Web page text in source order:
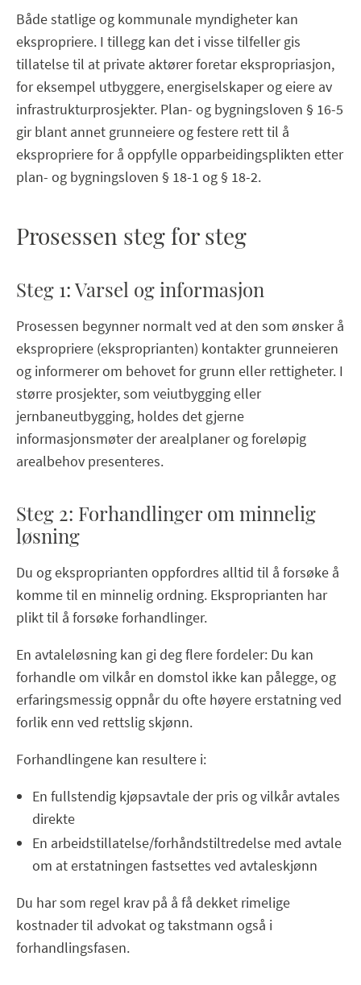
Både statlige og kommunale myndigheter kan
ekspropriere. I tillegg kan det i visse tilfeller gis
tillatelse til at private aktører foretar ekspropriasjon,
for eksempel utbyggere, energiselskaper og eiere av
infrastrukturprosjekter. Plan- og bygningsloven § 16-5
gir blant annet grunneiere og festere rett til å
ekspropriere for å oppfylle opparbeidingsplikten etter
plan- og bygningsloven § 18-1 og § 18-2.
Prosessen steg for steg
Steg 1: Varsel og informasjon
Prosessen begynner normalt ved at den som ønsker å
ekspropriere (eksproprianten) kontakter grunneieren
og informerer om behovet for grunn eller rettigheter. I
større prosjekter, som veiutbygging eller
jernbaneutbygging, holdes det gjerne
informasjonsmøter der arealplaner og foreløpig
arealbehov presenteres.
Steg 2: Forhandlinger om minnelig
løsning
Du og eksproprianten oppfordres alltid til å forsøke å
komme til en minnelig ordning. Eksproprianten har
plikt til å forsøke forhandlinger.
En avtaleløsning kan gi deg flere fordeler: Du kan
forhandle om vilkår en domstol ikke kan pålegge, og
erfaringsmessig oppnår du ofte høyere erstatning ved
forlik enn ved rettslig skjønn.
Forhandlingene kan resultere i:
En fullstendig kjøpsavtale der pris og vilkår avtales
direkte
En arbeidstillatelse/forhåndstiltredelse med avtale
om at erstatningen fastsettes ved avtaleskjønn
Du har som regel krav på å få dekket rimelige
kostnader til advokat og takstmann også i
forhandlingsfasen.